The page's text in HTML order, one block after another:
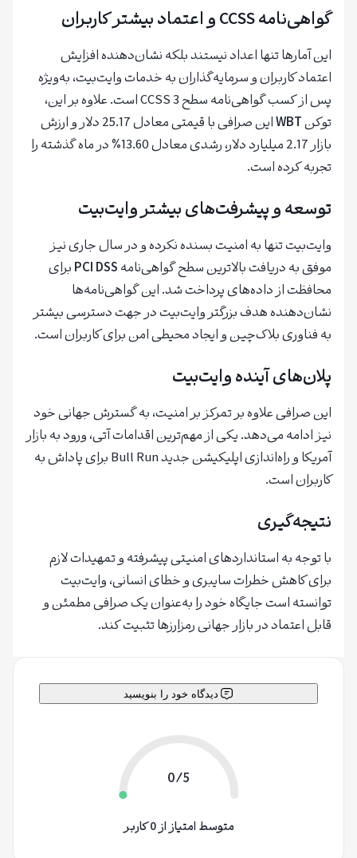
گواهی‌نامه CCSS و اعتماد بیشتر کاربران
این آمارها تنها اعداد نیستند بلکه نشان‌دهنده افزایش
اعتماد کاربران و سرمایه‌گذاران به خدمات وایت‌بیت، به‌ویژه
پس از کسب گواهی‌نامه سطح 3 CCSS است. علاوه بر این،
توکنWBT
این صرافی با قیمتی معادل 25.17 دلار و ارزش
بازار 2.17 میلیارد دلار، رشدی معادل 13.60٪ در ماه گذشته را
تجربه کرده است.
توسعه و پیشرفت‌های بیشتر وایت‌بیت
وایت‌بیت تنها به امنیت بسنده نکرده و در سال جاری نیز
موفق به دریافت بالاترین سطح گواهی‌نامهPCI DSSبرای
محافظت از داده‌های پرداخت شد. این گواهی‌نامه‌ها
نشان‌دهنده هدف بزرگتر وایت‌بیت در جهت دسترسی بیشتر
به فناوری بلاک‌چین و ایجاد محیطی امن برای کاربران است.
پلان‌های آینده وایت‌بیت
این صرافی علاوه بر تمرکز بر امنیت، به گسترش جهانی خود
نیز ادامه می‌دهد. یکی از مهم‌ترین اقدامات آتی، ورود به بازار
آمریکا و راه‌اندازی اپلیکیشن جدید Bull Run برای پاداش به
کاربران است.
نتیجه‌گیری
با توجه به استانداردهای امنیتی پیشرفته و تمهیدات لازم
برای کاهش خطرات سایبری و خطای انسانی، وایت‌بیت
توانسته است جایگاه خود را به‌عنوان یک صرافی مطمئن و
قابل اعتماد در بازار جهانی رمزارزها تثبیت کند.
دیدگاه خود را بنویسید
0/5
متوسط امتیاز از 0 کاربر